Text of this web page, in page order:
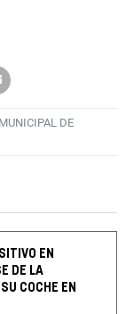
DE
EN
DE LA
COCHE EN